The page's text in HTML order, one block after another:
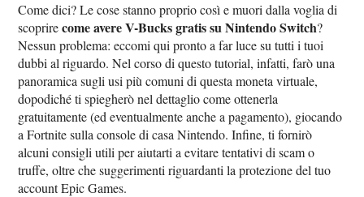
Come dici? Le cose stanno proprio così e muori dalla voglia di
scoprirecome avere V-Bucks gratis su Nintendo Switch?
Nessun problema: eccomi qui pronto a far luce su tutti i tuoi
dubbi al riguardo. Nel corso di questo tutorial, infatti, farò una
panoramica sugli usi più comuni di questa moneta virtuale,
dopodiché ti spiegherò nel dettaglio come ottenerla
gratuitamente (ed eventualmente anche a pagamento), giocando
a Fortnite sulla console di casa Nintendo. Infine, ti fornirò
alcuni consigli utili per aiutarti a evitare tentativi di scam o
truffe, oltre che suggerimenti riguardanti la protezione del tuo
account Epic Games.